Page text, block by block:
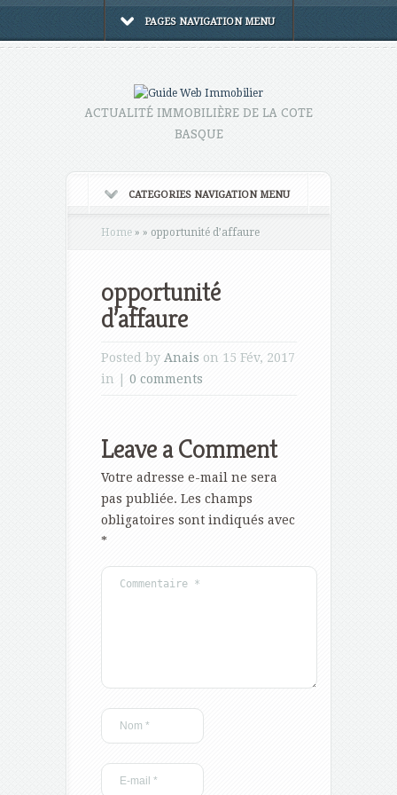
PAGES NAVIGATION MENU
ACTUALITÉ IMMOBILIÈRE DE LA COTE
BASQUE
CATEGORIES NAVIGATION MENU
Home » » opportunité d’affaure
opportunité
d’affaure
Posted by Anais on 15 Fév, 2017
in | 0 comments
Leave a Comment
Votre adresse e-mail ne sera
pas publiée. Les champs
obligatoires sont indiqués avec
*